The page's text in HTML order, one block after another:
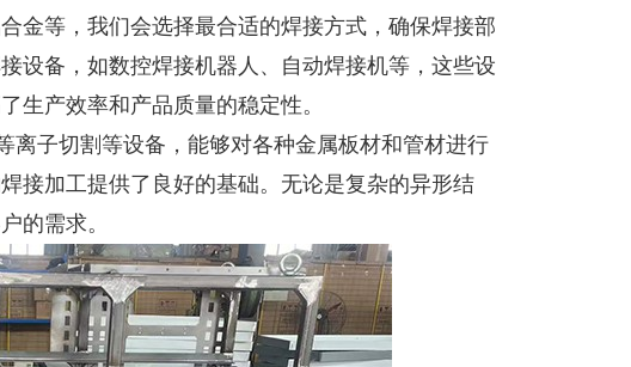
金等，我们会选择最合适的焊接方式，确保焊接部
设备，如数控焊接机器人、自动焊接机等，这些设
生产效率和产品质量的稳定性。
子切割等设备，能够对各种金属板材和管材进行
接加工提供了良好的基础。无论是复杂的异形结
的需求。